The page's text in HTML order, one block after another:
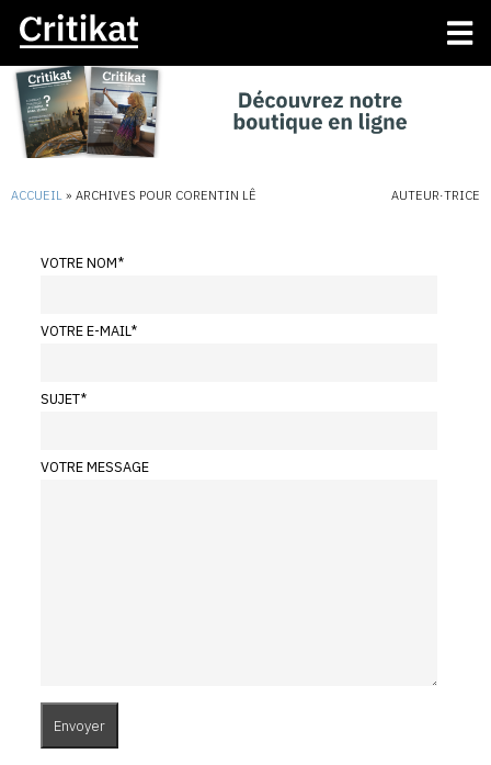
ACCUEIL » ARCHIVES POUR CORENTIN LÊ AUTEUR·TRICE
VOTRE NOM*
VOTRE E-MAIL*
SUJET*
VOTRE MESSAGE